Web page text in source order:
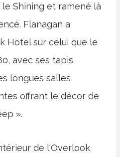
Shining et ramené là
Flanagan a
Hotel sur celui que le
avec ses tapis
longues salles
offrant le décor de
».
de l'Overlook